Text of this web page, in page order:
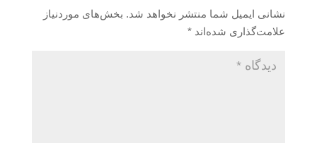
نشانی ایمیل شما منتشر نخواهد شد. بخش‌های موردنیاز
علامت‌گذاری شده‌اند *